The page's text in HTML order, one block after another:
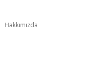
Hakkımızda